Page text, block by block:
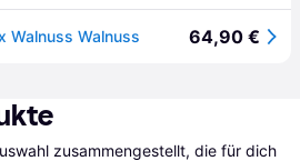
Walnuss Walnuss 64,90 €
zusammengestellt, die für dich